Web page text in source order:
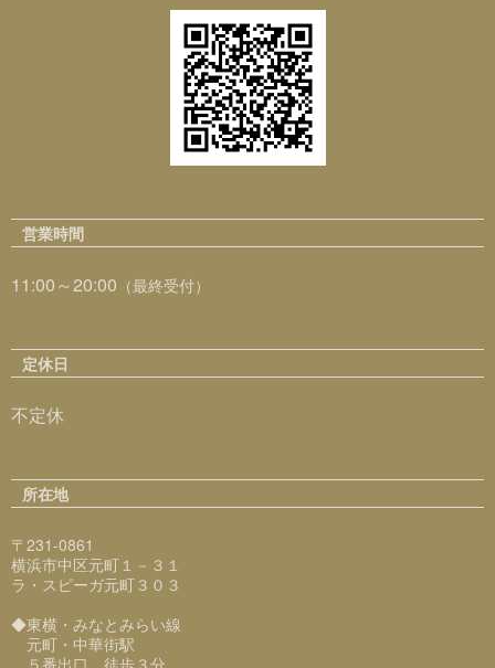
営業時間
11:00～20:00 （最終受付）
定休日
不定休
所在地
〒231-0861
横浜市中区元町１－３１
ラ・スピーガ元町３０３
◆東横・みなとみらい線
元町・中華街駅